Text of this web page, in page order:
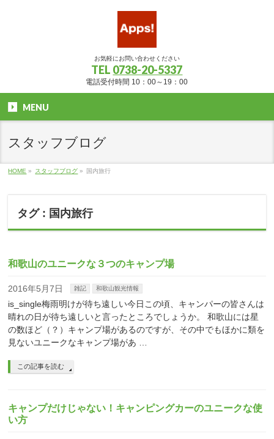
お気軽にお問い合わせください
TEL 0738-20-5337
電話受付時間 10：00～19：00
MENU
スタッフブログ
HOME » スタッフブログ » 国内旅行
タグ : 国内旅行
和歌山のユニークな３つのキャンプ場
2016年5月7日 雑記 和歌山観光情報
is_single梅雨明けが待ち遠しい今日この頃、キャンパーの皆さんは
晴れの日が待ち遠しいと言ったところでしょうか。 和歌山には星
の数ほど（？）キャンプ場があるのですが、その中でもほかに類を
見ないユニークなキャンプ場があ …
この記事を読む
キャンプだけじゃない！キャンピングカーのユニークな使
い方